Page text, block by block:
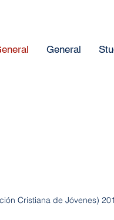
General
Cristiana de Jóvenes)